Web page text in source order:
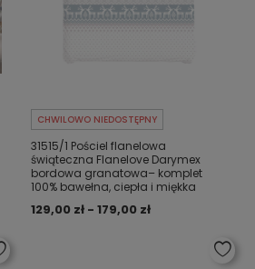
CHWILOWO NIEDOSTĘPNY
31515/1 Pościel flanelowa
świąteczna Flanelove Darymex
bordowa granatowa– komplet
100% bawełna, ciepła i miękka
129,00 zł - 179,00 zł